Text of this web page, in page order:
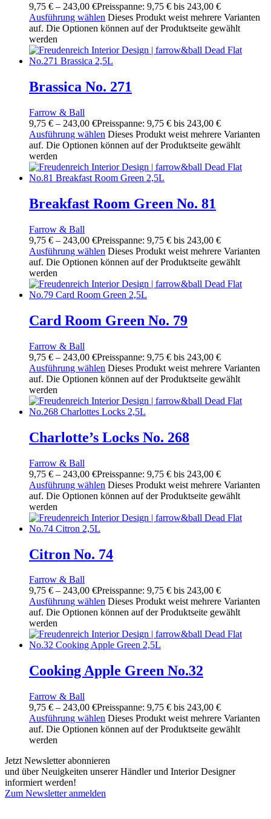
9,75 € – 243,00 €Preisspanne: 9,75 € bis 243,00 €
Ausführung wählen Dieses Produkt weist mehrere Varianten
auf. Die Optionen können auf der Produktseite gewählt
werden
Brassica No. 271
Farrow & Ball
9,75 € – 243,00 €Preisspanne: 9,75 € bis 243,00 €
Ausführung wählen Dieses Produkt weist mehrere Varianten
auf. Die Optionen können auf der Produktseite gewählt
werden
Breakfast Room Green No. 81
Farrow & Ball
9,75 € – 243,00 €Preisspanne: 9,75 € bis 243,00 €
Ausführung wählen Dieses Produkt weist mehrere Varianten
auf. Die Optionen können auf der Produktseite gewählt
werden
Card Room Green No. 79
Farrow & Ball
9,75 € – 243,00 €Preisspanne: 9,75 € bis 243,00 €
Ausführung wählen Dieses Produkt weist mehrere Varianten
auf. Die Optionen können auf der Produktseite gewählt
werden
Charlotte’s Locks No. 268
Farrow & Ball
9,75 € – 243,00 €Preisspanne: 9,75 € bis 243,00 €
Ausführung wählen Dieses Produkt weist mehrere Varianten
auf. Die Optionen können auf der Produktseite gewählt
werden
Citron No. 74
Farrow & Ball
9,75 € – 243,00 €Preisspanne: 9,75 € bis 243,00 €
Ausführung wählen Dieses Produkt weist mehrere Varianten
auf. Die Optionen können auf der Produktseite gewählt
werden
Cooking Apple Green No.32
Farrow & Ball
9,75 € – 243,00 €Preisspanne: 9,75 € bis 243,00 €
Ausführung wählen Dieses Produkt weist mehrere Varianten
auf. Die Optionen können auf der Produktseite gewählt
werden
Jetzt Newsletter abonnieren
und über Neuigkeiten unserer Händler und Interior Designer
informiert werden!
Zum Newsletter anmelden